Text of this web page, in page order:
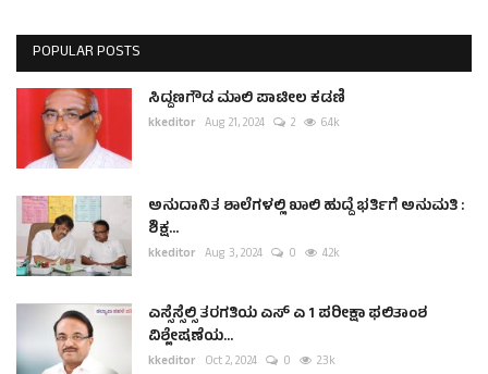
POPULAR POSTS
ಸಿದ್ದಣಗೌಡ ಮಾಲಿ ಪಾಟೀಲ ಕಡಣಿ
kkeditor Aug 21, 2024 2 6.4k
ಅನುದಾನಿತ ಶಾಲೆಗಳಲ್ಲಿ ಖಾಲಿ ಹುದ್ದೆ ಭರ್ತಿಗೆ ಅನುಮತಿ :
ಶಿಕ್ಷ...
kkeditor Aug 3, 2024 0 4.2k
ಎಸ್ಸೆಸ್ಸೆಲ್ಸಿ ತರಗತಿಯ ಎಸ್ ಎ 1 ಪರೀಕ್ಷಾ ಫಲಿತಾಂಶ
ವಿಶ್ಲೇಷಣೆಯ...
kkeditor Oct 2, 2024 0 2.3k